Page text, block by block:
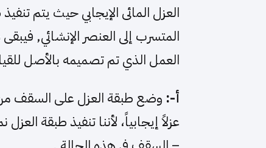
العزل المائى الإيجابي حيث يتم
المتسرب إلى العنصر الإنشائي,
العمل الذي تم تصميمه بالأصل
أ-: وضع طبقة العزل على السقف من
عزلاً إيجابياً، لأننا تنفيذ طبقة